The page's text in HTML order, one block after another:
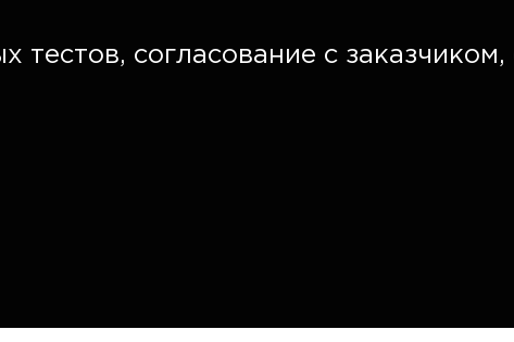
тестов, согласование с